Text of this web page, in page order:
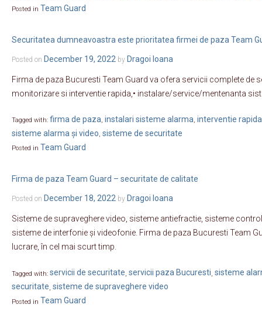
Posted in Team Guard
Securitatea dumneavoastra este prioritatea firmei de paza Team
Posted on December 19, 2022 by Dragoi Ioana
Firma de paza Bucuresti Team Guard va ofera servicii complete de
monitorizare si interventie rapida,• instalare/service/mentenanta
Tagged with: firma de paza, instalari sisteme alarma, interventie rapida
sisteme alarma și video, sisteme de securitate
Posted in Team Guard
Firma de paza Team Guard – securitate de calitate
Posted on December 18, 2022 by Dragoi Ioana
Sisteme de supraveghere video, sisteme antiefractie, sisteme
sisteme de interfonie și videofonie. Firma de paza Bucuresti Team
lucrare, în cel mai scurt timp.
Tagged with: servicii de securitate servicii paza Bucuresti sisteme
securitate sisteme de supraveghere video
Posted in Team Guard